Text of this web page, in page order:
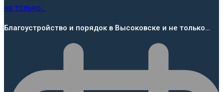
Благоустройство и порядок в Высоковске и не только…